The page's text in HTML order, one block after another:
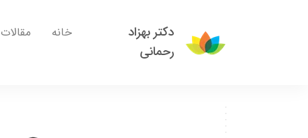
دکتر بهزاد
رحمانی
خانه مقالات